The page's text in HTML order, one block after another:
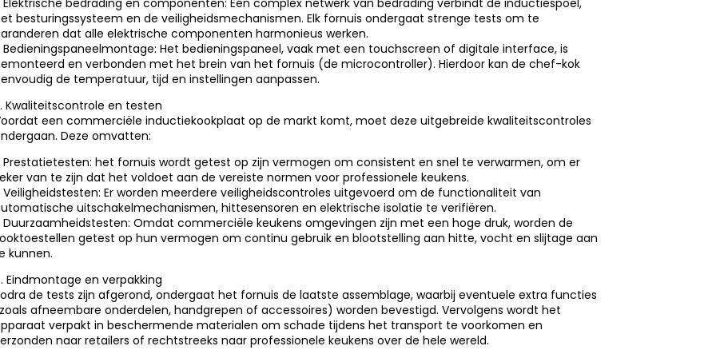
bedrading en componenten: Een complex netwerk van bedrading verbindt de inductiespoel,
besturingssysteem en de veiligheidsmechanismen. Elk fornuis ondergaat strenge tests om te
dat alle elektrische componenten harmonieus werken.
Het bedieningspaneel, vaak met een touchscreen of digitale interface, is
en verbonden met het brein van het fornuis (de microcontroller). Hierdoor kan de chef-kok
de temperatuur, tijd en instellingen aanpassen.
Kwaliteitscontrole en testen
een commerciële inductiekookplaat op de markt komt, moet deze uitgebreide kwaliteitscontroles
Deze omvatten:
het fornuis wordt getest op zijn vermogen om consistent en snel te verwarmen, om er
van te zijn dat het voldoet aan de vereiste normen voor professionele keukens.
Er worden meerdere veiligheidscontroles uitgevoerd om de functionaliteit van
uitschakelmechanismen, hittesensoren en elektrische isolatie te verifiëren.
Omdat commerciële keukens omgevingen zijn met een hoge druk, worden de
getest op hun vermogen om continu gebruik en blootstelling aan hitte, vocht en slijtage aan
kunnen.
Eindmontage en verpakking
de tests zijn afgerond, ondergaat het fornuis de laatste assemblage, waarbij eventuele extra functies
afneembare onderdelen, handgrepen of accessoires) worden bevestigd. Vervolgens wordt het
verpakt in beschermende materialen om schade tijdens het transport te voorkomen en
naar retailers of rechtstreeks naar professionele keukens over de hele wereld.